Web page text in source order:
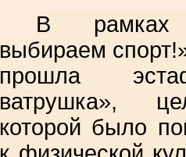
В
выбираем
прошла
ватрушка»,
которой было